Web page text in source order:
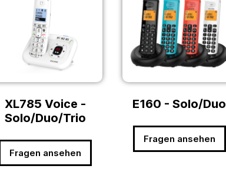
XL785 Voice -
Solo/Duo/Trio
Fragen ansehen
E160 - Solo/Duo
Fragen ansehen